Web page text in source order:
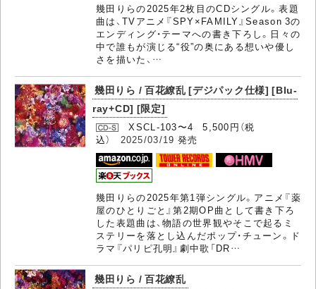
幾田りらの2025年2枚目のCDシングル。表題
曲は、TVアニメ『SPY×FAMILY』Season 3の
エンディング・テーマへの書き下ろし。日々の
中で誰もが演じる“役”の奥にある想いや優し
さを描いた、…
幾田りら / 百花繚乱 [デジパック仕様] [Blu-
ray+CD] [限定]
XSCL-103〜4 5,500円（税
込） 2025/03/19 発売
幾田りらの2025年第1弾シングル。アニメ『薬
屋のひとりごと』第2期OP曲として書き下ろ
した表題曲は、物語の世界観やそこで起るミ
ステリーを落とし込んだポップ・チューン。ド
ラマ『パリピ孔明』劇中歌「DR…
幾田りら / 百花繚乱